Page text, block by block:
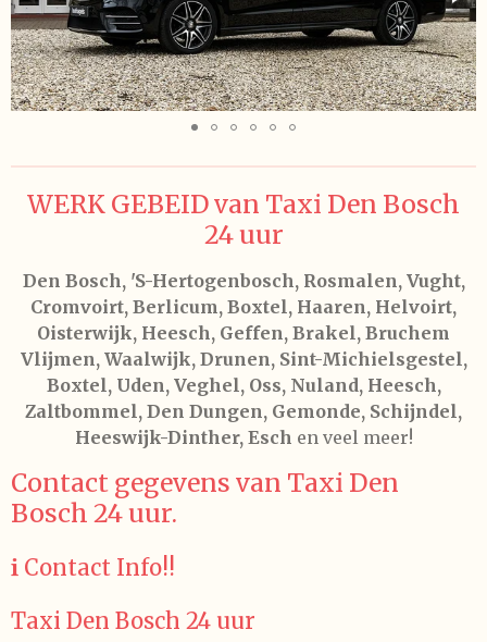
WERK GEBEID van Taxi Den Bosch
24 uur
Den Bosch, 'S-Hertogenbosch, Rosmalen, Vught,
Cromvoirt, Berlicum, Boxtel, Haaren, Helvoirt,
Oisterwijk, Heesch, Geffen, Brakel, Bruchem
Vlijmen, Waalwijk, Drunen, Sint-Michielsgestel,
Boxtel, Uden, Veghel, Oss, Nuland, Heesch,
Zaltbommel, Den Dungen, Gemonde, Schijndel,
Heeswijk-Dinther, Esch en veel meer!
Contact gegevens van Taxi Den
Bosch 24 uur.
ℹ️ Contact Info!!
Taxi Den Bosch 24 uur